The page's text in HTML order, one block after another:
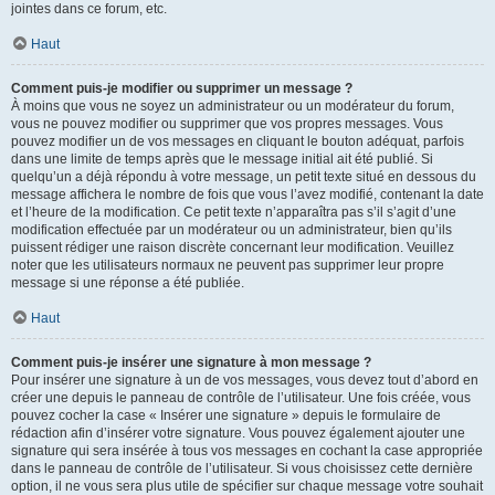
jointes dans ce forum, etc.
Haut
Comment puis-je modifier ou supprimer un message ?
À moins que vous ne soyez un administrateur ou un modérateur du forum,
vous ne pouvez modifier ou supprimer que vos propres messages. Vous
pouvez modifier un de vos messages en cliquant le bouton adéquat, parfois
dans une limite de temps après que le message initial ait été publié. Si
quelqu’un a déjà répondu à votre message, un petit texte situé en dessous du
message affichera le nombre de fois que vous l’avez modifié, contenant la date
et l’heure de la modification. Ce petit texte n’apparaîtra pas s’il s’agit d’une
modification effectuée par un modérateur ou un administrateur, bien qu’ils
puissent rédiger une raison discrète concernant leur modification. Veuillez
noter que les utilisateurs normaux ne peuvent pas supprimer leur propre
message si une réponse a été publiée.
Haut
Comment puis-je insérer une signature à mon message ?
Pour insérer une signature à un de vos messages, vous devez tout d’abord en
créer une depuis le panneau de contrôle de l’utilisateur. Une fois créée, vous
pouvez cocher la case « Insérer une signature » depuis le formulaire de
rédaction afin d’insérer votre signature. Vous pouvez également ajouter une
signature qui sera insérée à tous vos messages en cochant la case appropriée
dans le panneau de contrôle de l’utilisateur. Si vous choisissez cette dernière
option, il ne vous sera plus utile de spécifier sur chaque message votre souhait